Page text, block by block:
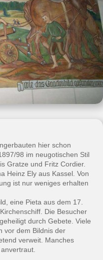
hier schon
98 im neugotischen Stil
Gratze und Fritz Cordier.
Heinz Ely aus Kassel. Von
ist nur weniges erhalten
eine Pieta aus dem 17.
Die Besucher
durch Gebete. Viele
vor dem Bildnis der
verweit. Manches